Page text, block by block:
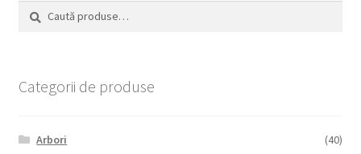
Caută
după:
Caută
Categorii de produse
Arbori
(40)